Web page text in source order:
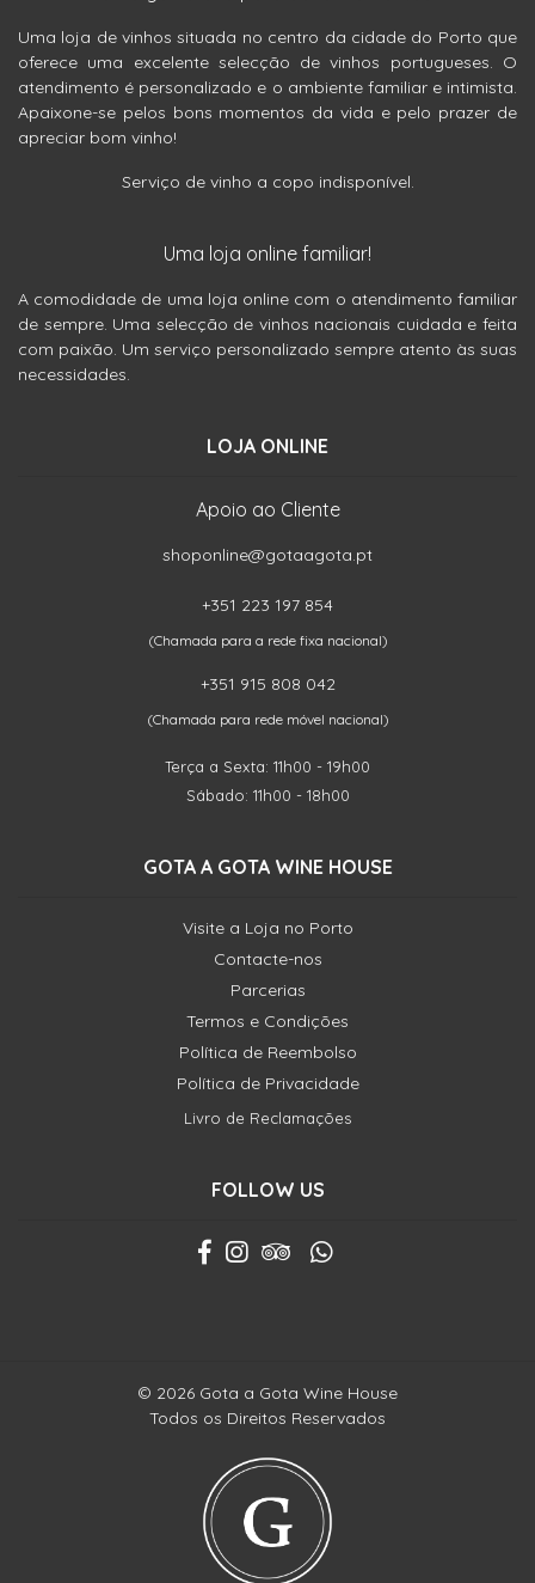
Uma loja de vinhos situada no centro da cidade do Porto que
oferece uma excelente selecção de vinhos portugueses. O
atendimento é personalizado e o ambiente familiar e intimista.
Apaixone-se pelos bons momentos da vida e pelo prazer de
apreciar bom vinho!
Serviço de vinho a copo indisponível.
Uma loja online familiar!
A comodidade de uma loja online com o atendimento familiar
de sempre. Uma selecção de vinhos nacionais cuidada e feita
com paixão. Um serviço personalizado sempre atento às suas
necessidades.
LOJA ONLINE
Apoio ao Cliente
shoponline@gotaagota.pt
+351 223 197 854
(Chamada para a rede fixa nacional)
+351 915 808 042
(Chamada para rede móvel nacional)
Terça a Sexta: 11h00 - 19h00
Sábado: 11h00 - 18h00
GOTA A GOTA WINE HOUSE
Visite a Loja no Porto
Contacte-nos
Parcerias
Termos e Condições
Política de Reembolso
Política de Privacidade
Livro de Reclamações
FOLLOW US
© 2026 Gota a Gota Wine House
Todos os Direitos Reservados